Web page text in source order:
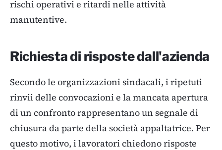
rischi operativi e ritardi nelle attività
manutentive.
Richiesta di risposte dall'azienda
Secondo le organizzazioni sindacali, i ripetuti
rinvii delle convocazioni e la mancata apertura
di un confronto rappresentano un segnale di
chiusura da parte della società appaltatrice. Per
questo motivo, i lavoratori chiedono risposte